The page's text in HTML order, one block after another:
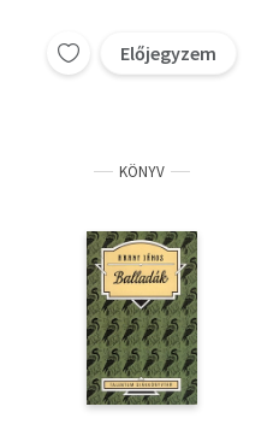
Előjegyzem
KÖNYV